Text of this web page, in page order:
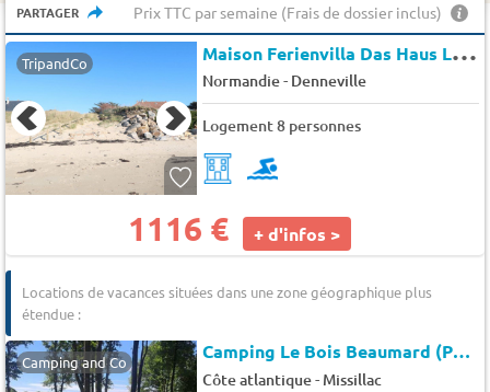
PARTAGER Prix TTC par semaine (Frais de dossier inclus)
TripandCo M
aison Ferienvilla Das Haus Louise
Normandie- Denneville
Logement 8 personnes
1116 € + d'infos >
Locations de vacances situées dans une zone géographique plus
étendue :
Camping and Co Camping Le Bois Beaumard (Pontchâteau à 5 km)
Côte atlantique- Missillac